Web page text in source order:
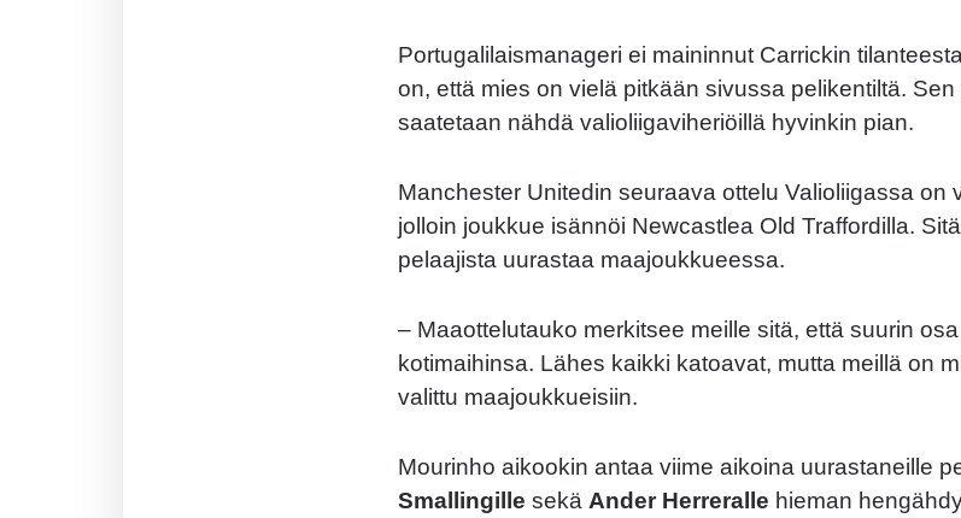
Portugalilaismanageri ei maininnut Carrickin
on, että mies on vielä pitkään sivussa pelikentiltä.
saatetaan nähdä valioliigaviheriöillä hyvinkin pian.
Manchester Unitedin seuraava ottelu Valioliigassa on
jolloin joukkue isännöi Newcastlea Old Traffordilla.
pelaajista uurastaa maajoukkueessa.
– Maaottelutauko merkitsee meille sitä, että suurin
kotimaihinsa. Lähes kaikki katoavat, mutta meillä on
valittu maajoukkueisiin.
Mourinho aikookin antaa viime aikoina uurastaneille
Smallingille sekä Ander Herreralle hieman